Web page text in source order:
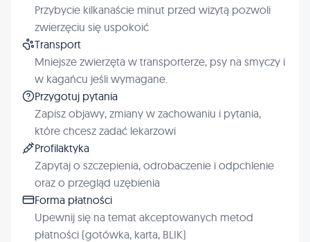
Przybycie kilkanaście minut przed wizytą pozwoli
zwierzęciu się uspokoić
Transport
Mniejsze zwierzęta w transporterze, psy na smyczy i
w kagańcu jeśli wymagane.
Przygotuj pytania
Zapisz objawy, zmiany w zachowaniu i pytania,
które chcesz zadać lekarzowi
Profilaktyka
Zapytaj o szczepienia, odrobaczenie i odpchlenie
oraz o przegląd uzębienia
Forma płatności
Upewnij się na temat akceptowanych metod
płatności (gotówka, karta, BLIK)